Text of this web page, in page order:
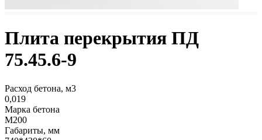
Плита перекрытия ПД
75.45.6-9
Расход бетона, м3
0,019
Марка бетона
М200
Габариты, мм